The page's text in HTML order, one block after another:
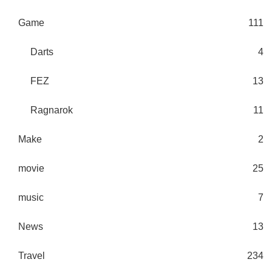
Game 111
Darts 4
FEZ 13
Ragnarok 11
Make 2
movie 25
music 7
News 13
Travel 234